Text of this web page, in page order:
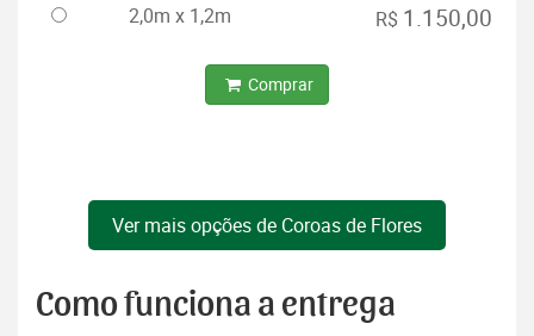
2,0m x 1,2m R$ 1.150,00
Comprar
Ver mais opções de Coroas de Flores
Como funciona a entrega